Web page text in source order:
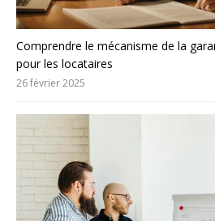
Comprendre le mécanisme de la
pour les locataires
26 février 2025